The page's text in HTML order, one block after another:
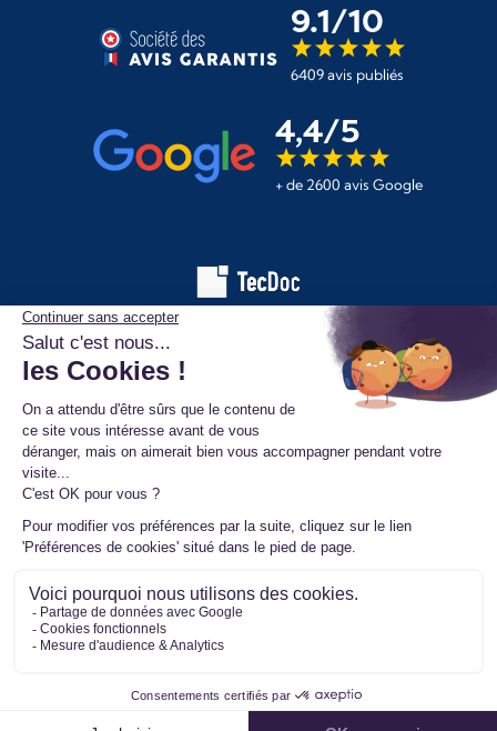
Filtrer
9.1/10
6409 avis publiés
4,4/5
+ de 2600 avis Google
Les informations affichées sur ce site de pièces automobiles
proviennent de la base de données TecDoc. Elles sont protégées
par le droit d’auteur et ne peuvent en aucun cas être copiées,
reproduites, utilisées ou diffusées sans l’autorisation préalable de
TecAlliance. Toute utilisation non autorisée constitue une infraction
et pourra faire l’objet de poursuites.
Mentions légales
Conditions générales de vente